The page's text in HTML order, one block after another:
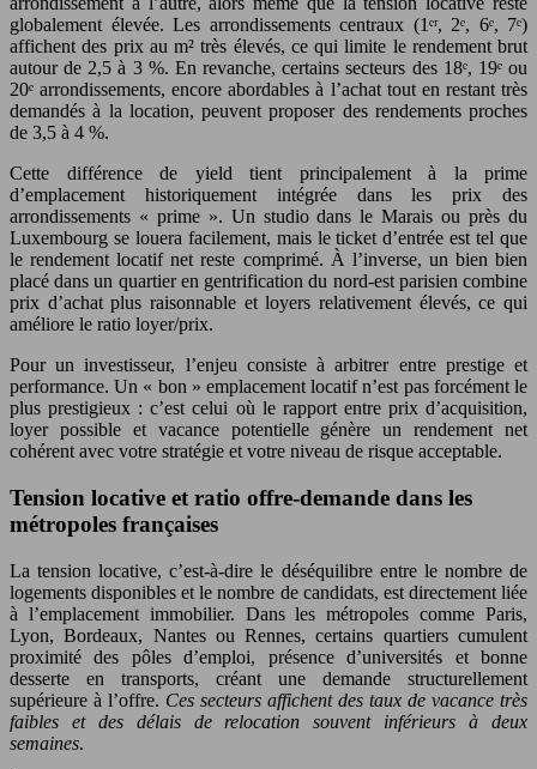
globalement élevée. Les arrondissements centraux (1ᵉʳ, 2ᵉ, 6ᵉ, 7ᵉ)
affichent des prix au m² très élevés, ce qui limite le rendement brut
autour de 2,5 à 3 %. En revanche, certains secteurs des 18ᵉ, 19ᵉ ou
20ᵉ arrondissements, encore abordables à l’achat tout en restant très
demandés à la location, peuvent proposer des rendements proches
de 3,5 à 4 %.
Cette différence de yield tient principalement à la prime
d’emplacement historiquement intégrée dans les prix des
arrondissements « prime ». Un studio dans le Marais ou près du
Luxembourg se louera facilement, mais le ticket d’entrée est tel que
le rendement locatif net reste comprimé. À l’inverse, un bien bien
placé dans un quartier en gentrification du nord-est parisien combine
prix d’achat plus raisonnable et loyers relativement élevés, ce qui
améliore le ratio loyer/prix.
Pour un investisseur, l’enjeu consiste à arbitrer entre prestige et
performance. Un « bon » emplacement locatif n’est pas forcément le
plus prestigieux : c’est celui où le rapport entre prix d’acquisition,
loyer possible et vacance potentielle génère un rendement net
cohérent avec votre stratégie et votre niveau de risque acceptable.
Tension locative et ratio offre-demande dans les
métropoles françaises
La tension locative, c’est-à-dire le déséquilibre entre le nombre de
logements disponibles et le nombre de candidats, est directement liée
à l’emplacement immobilier. Dans les métropoles comme Paris,
Lyon, Bordeaux, Nantes ou Rennes, certains quartiers cumulent
proximité des pôles d’emploi, présence d’universités et bonne
desserte en transports, créant une demande structurellement
supérieure à l’offre. Ces secteurs affichent des taux de vacance très
faibles et des délais de relocation souvent inférieurs à deux
semaines.